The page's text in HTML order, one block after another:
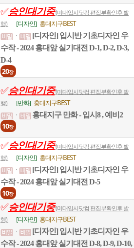
✅승인대기중(미대입시닷컴 편집부확인후 발
행)
[디자인] 홍대지구BEST
ㆍ
[디자인] 입시반 기초디자인 우
수작 - 2024 홍대앞 실기대전 D-1, D-2, D-3,
D-4
20장
✅승인대기중(미대입시닷컴 편집부확인후 발
행)
[만화] 홍대지구BEST
ㆍ 홍대지구 만화 - 입시8 , 예비2
10장
✅승인대기중(미대입시닷컴 편집부확인후 발
행)
[디자인] 홍대지구BEST
ㆍ
[디자인] 입시반 기초디자인 우
수작 - 2024 홍대앞 실기대전 D-5
10장
✅승인대기중(미대입시닷컴 편집부확인후 발
행)
[디자인] 홍대지구BEST
ㆍ
[디자인] 입시반 기초디자인 우
수작 - 2024 홍대앞 실기대전 D-8, D-9, D-10,